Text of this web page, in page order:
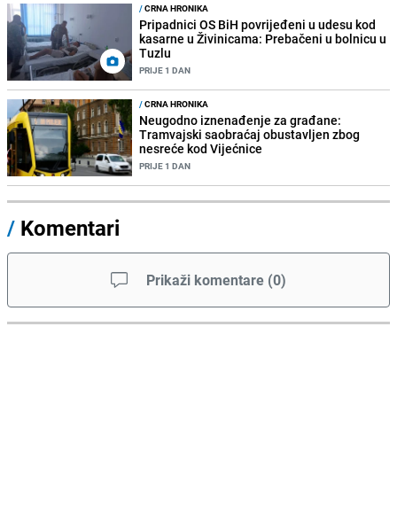
/CRNA HRONIKA
Pripadnici OS BiH povrijeđeni u udesu kod
kasarne u Živinicama: Prebačeni u bolnicu u
Tuzlu
PRIJE 1 DAN
/CRNA HRONIKA
Neugodno iznenađenje za građane:
Tramvajski saobraćaj obustavljen zbog
nesreće kod Vijećnice
PRIJE 1 DAN
/ Komentari
Prikaži komentare (0)